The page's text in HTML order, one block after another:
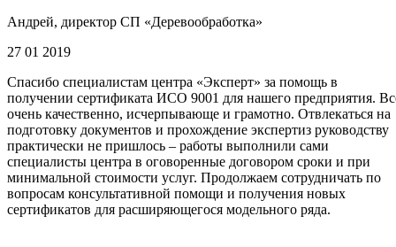
Андрей, директор СП «Деревообработка»
27 01 2019
Спасибо специалистам центра «Эксперт» за помощь в
получении сертификата ИСО 9001 для нашего предприятия.
очень качественно, исчерпывающе и грамотно. Отвлекаться на
подготовку документов и прохождение экспертиз руководству
практически не пришлось – работы выполнили сами
специалисты центра в оговоренные договором сроки и при
минимальной стоимости услуг. Продолжаем сотрудничать по
вопросам консультативной помощи и получения новых
сертификатов для расширяющегося модельного ряда.